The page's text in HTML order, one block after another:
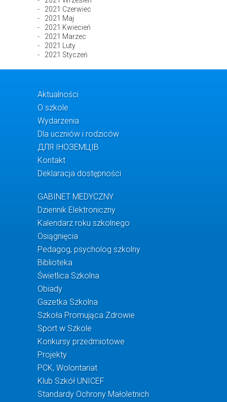
2021 Czerwiec
2021 Maj
2021 Kwiecień
2021 Marzec
2021 Luty
2021 Styczeń
Aktualności
O szkole
Wydarzenia
Dla uczniów i rodziców
ДЛЯ ІНОЗЕМЦІВ
Kontakt
Deklaracja dostępności
GABINET MEDYCZNY
Dziennik Elektroniczny
Kalendarz roku szkolnego
Osiągnięcia
Pedagog, psycholog szkolny
Biblioteka
Świetlica Szkolna
Obiady
Gazetka Szkolna
Szkoła Promująca Zdrowie
Sport w Szkole
Konkursy przedmiotowe
Projekty
PCK, Wolontariat
Klub Szkół UNICEF
Standardy Ochrony Małoletnich